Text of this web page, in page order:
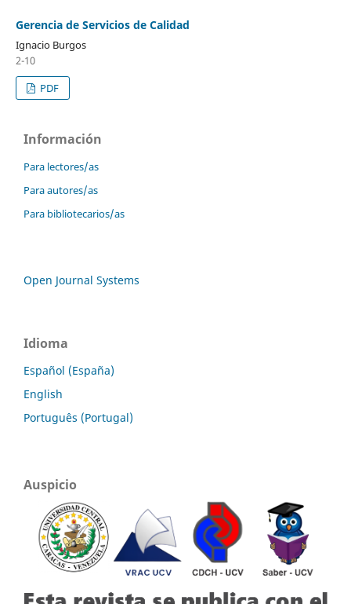
Gerencia de Servicios de Calidad
Ignacio Burgos
2-10
PDF
Información
Para lectores/as
Para autores/as
Para bibliotecarios/as
Open Journal Systems
Idioma
Español (España)
English
Português (Portugal)
Auspicio